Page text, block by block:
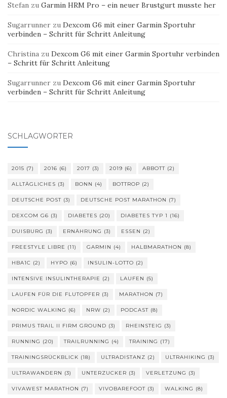
Stefan zu Garmin HRM Pro – ein neuer Brustgurt musste her
Sugarrunner zu Dexcom G6 mit einer Garmin Sportuhr
verbinden – Schritt für Schritt Anleitung
Christina zu Dexcom G6 mit einer Garmin Sportuhr verbinden
– Schritt für Schritt Anleitung
Sugarrunner zu Dexcom G6 mit einer Garmin Sportuhr
verbinden – Schritt für Schritt Anleitung
SCHLAGWÖRTER
2015 (7) 2016 (6) 2017 (3) 2019 (6) ABBOTT (2)
ALLTÄGLICHES (3) BONN (4) BOTTROP (2)
DEUTSCHE POST (3) DEUTSCHE POST MARATHON (7)
DEXCOM G6 (3) DIABETES (20) DIABETES TYP 1 (16)
DUISBURG (3) ERNÄHRUNG (3) ESSEN (2)
FREESTYLE LIBRE (11) GARMIN (4) HALBMARATHON (8)
HBA1C (2) HYPO (6) INSULIN-LOTTO (2)
INTENSIVE INSULINTHERAPIE (2) LAUFEN (5)
LAUFEN FÜR DIE FLUTOPFER (3) MARATHON (7)
NORDIC WALKING (6) NRW (2) PODCAST (8)
PRIMUS TRAIL II FIRM GROUND (3) RHEINSTEIG (3)
RUNNING (20) TRAILRUNNING (4) TRAINING (17)
TRAININGSRÜCKBLICK (18) ULTRADISTANZ (2) ULTRAHIKING (3)
ULTRAWANDERN (3) UNTERZUCKER (3) VERLETZUNG (3)
VIVAWEST MARATHON (7) VIVOBAREFOOT (3) WALKING (8)